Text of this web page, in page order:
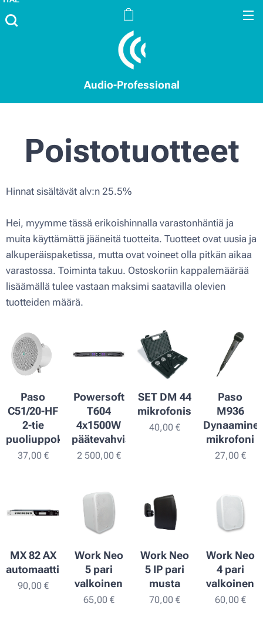
Audio-Professional
Poistotuotteet
Hinnat sisältävät alv:n 25.5%
Hei, myymme tässä erikoishinnalla varastonhäntiä ja
muita käyttämättä jääneitä tuotteita. Tuotteet ovat uusia ja
alkuperäispaketissa, mutta ovat voineet olla pitkän aikaa
varastossa. Toiminta takuu. Ostoskoriin kappalemäärää
lisäämällä tulee vastaan maksimi saatavilla olevien
tuotteiden määrä.
Paso
C51/20-HF
2-tie
puoliuppokaiutin
37,00€
Powersoft
T604
4x1500W
päätevahvistin
2 500,00€
SET DM 44
mikrofonisetti
40,00€
Paso
M936
mikrofoni
27,00€
MX 82 AX
automaattimikseri
90,00€
Work Neo
5 pari
valkoinen
65,00€
Work Neo
5 IP pari
musta
70,00€
Work Neo
4 pari
valkoinen
60,00€